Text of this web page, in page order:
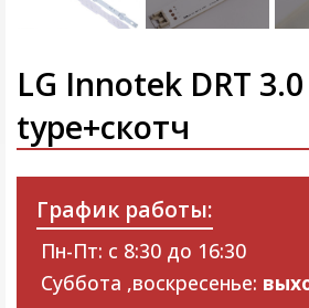
LG Innotek DRT 3.0
type+скотч
График работы:
Пн-Пт: с 8:30 до 16:30
Суббота ,воскресенье: